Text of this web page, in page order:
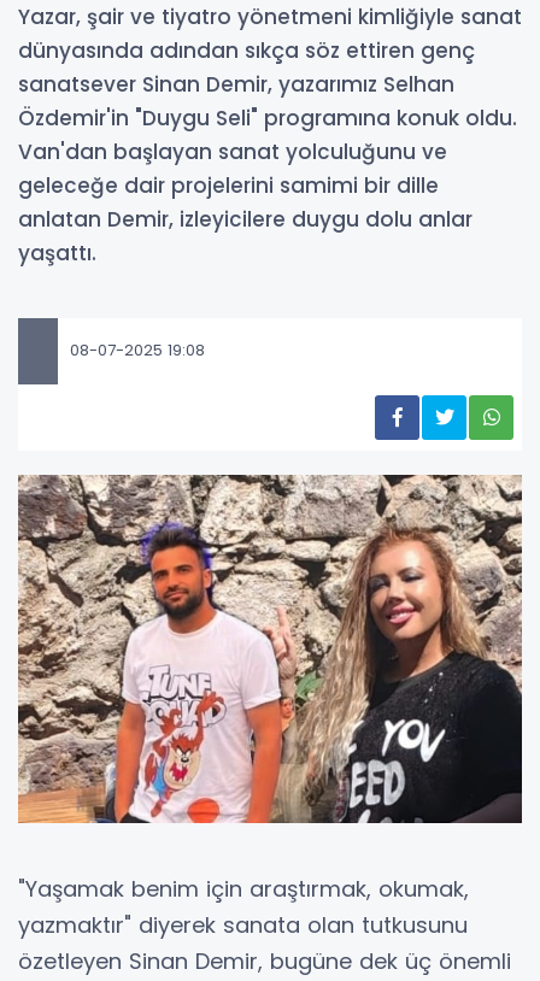
Yazar, şair ve tiyatro yönetmeni kimliğiyle sanat
dünyasında adından sıkça söz ettiren genç
sanatsever Sinan Demir, yazarımız Selhan
Özdemir'in "Duygu Seli" programına konuk oldu.
Van'dan başlayan sanat yolculuğunu ve
geleceğe dair projelerini samimi bir dille
anlatan Demir, izleyicilere duygu dolu anlar
yaşattı.
08-07-2025 19:08
"Yaşamak benim için araştırmak, okumak,
yazmaktır" diyerek sanata olan tutkusunu
özetleyen Sinan Demir, bugüne dek üç önemli